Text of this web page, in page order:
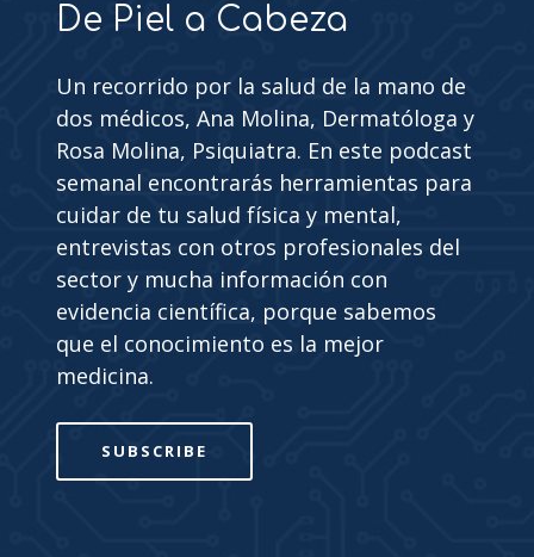
De Piel a Cabeza
Un recorrido por la salud de la mano de
dos médicos, Ana Molina, Dermatóloga y
Rosa Molina, Psiquiatra. En este podcast
semanal encontrarás herramientas para
cuidar de tu salud física y mental,
entrevistas con otros profesionales del
sector y mucha información con
evidencia científica, porque sabemos
que el conocimiento es la mejor
medicina.
SUBSCRIBE